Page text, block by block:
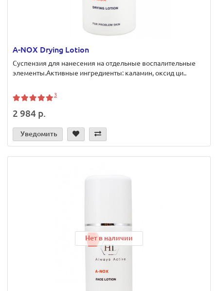
A-NOX Drying Lotion
Суспензия для нанесения на отдельные воспалительные
элементы.Активные ингредиенты: каламин, оксид ци..
3
2 984 р.
Уведомить
Нет в наличии